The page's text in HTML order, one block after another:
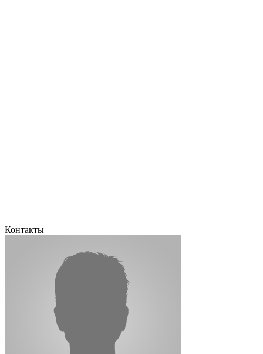
Контакты